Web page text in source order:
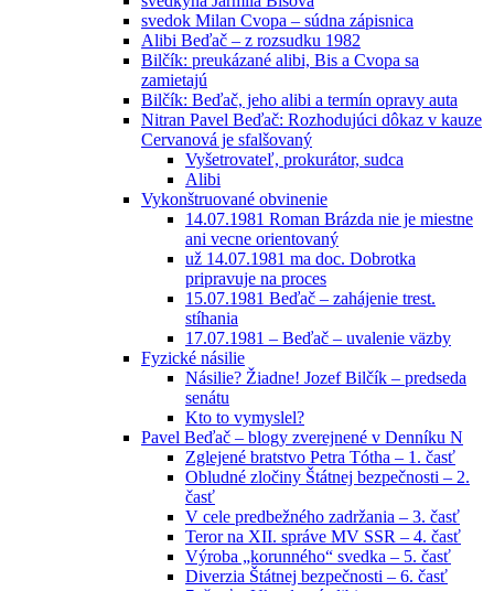
svedok Milan Cvopa – súdna zápisnica
Alibi Beďač – z rozsudku 1982
Bilčík: preukázané alibi, Bis a Cvopa sa
zamietajú
Bilčík: Beďač, jeho alibi a termín opravy auta
Nitran Pavel Beďač: Rozhodujúci dôkaz v kauze
Cervanová je sfalšovaný
Vyšetrovateľ, prokurátor, sudca
Alibi
Vykonštruované obvinenie
14.07.1981 Roman Brázda nie je miestne
ani vecne orientovaný
už 14.07.1981 ma doc. Dobrotka
pripravuje na proces
15.07.1981 Beďač – zahájenie trest.
stíhania
17.07.1981 – Beďač – uvalenie väzby
Fyzické násilie
Násilie? Žiadne! Jozef Bilčík – predseda
senátu
Kto to vymyslel?
Pavel Beďač – blogy zverejnené v Denníku N
Zglejené bratstvo Petra Tótha – 1. časť
Obludné zločiny Štátnej bezpečnosti – 2.
časť
V cele predbežného zadržania – 3. časť
Teror na XII. správe MV SSR – 4. časť
Výroba „korunného“ svedka – 5. časť
Diverzia Štátnej bezpečnosti – 6. časť